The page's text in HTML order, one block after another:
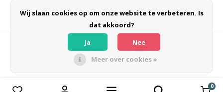
0
Mijn account
© Copyright 2026 CIPELA - Powered byLightspeed
Vergelijk producten 0
Wij slaan cookies op om onze website te verbeteren. Is
dat akkoord?
Ja
Nee
Meer over cookies »